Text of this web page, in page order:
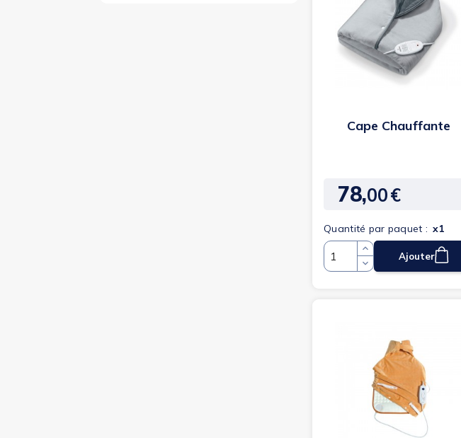
Cape Chauffante
Prix
78,00€
Quantité par paquet : x1
QuantitéAjouter